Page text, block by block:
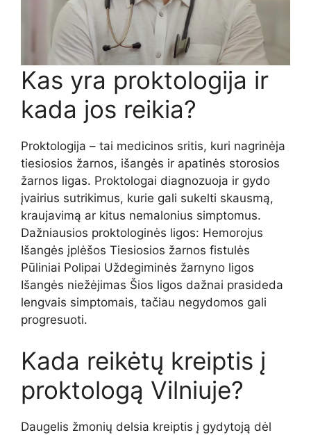
Kas yra proktologija ir
kada jos reikia?
Proktologija – tai medicinos sritis, kuri nagrinėja
tiesiosios žarnos, išangės ir apatinės storosios
žarnos ligas. Proktologai diagnozuoja ir gydo
įvairius sutrikimus, kurie gali sukelti skausmą,
kraujavimą ar kitus nemalonius simptomus.
Dažniausios proktologinės ligos: Hemorojus
Išangės įplėšos Tiesiosios žarnos fistulės
Pūliniai Polipai Uždegiminės žarnyno ligos
Išangės niežėjimas Šios ligos dažnai prasideda
lengvais simptomais, tačiau negydomos gali
progresuoti.
Kada reikėtų kreiptis į
proktologą Vilniuje?
Daugelis žmonių delsia kreiptis į gydytoją dėl